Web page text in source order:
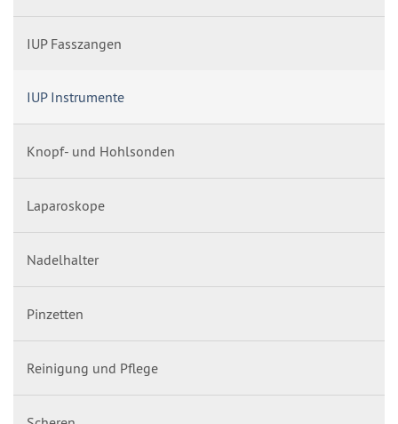
IUP Fasszangen
IUP Instrumente
Knopf- und Hohlsonden
Laparoskope
Nadelhalter
Pinzetten
Reinigung und Pflege